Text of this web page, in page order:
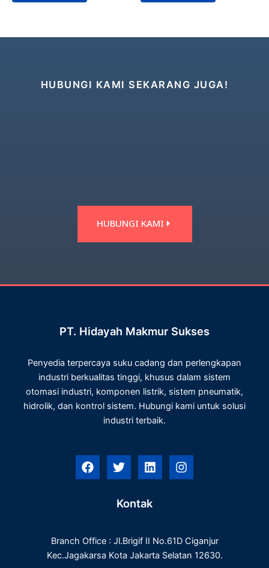
HUBUNGI KAMI SEKARANG JUGA!
HUBUNGI KAMI
PT. Hidayah Makmur Sukses
Penyedia terpercaya suku cadang dan perlengkapan
industri berkualitas tinggi, khusus dalam sistem
otomasi industri, komponen listrik, sistem pneumatik,
hidrolik, dan kontrol sistem. Hubungi kami untuk solusi
industri terbaik.
F
a
k
T
w
t
t
L
i
e
n
I
n
a
m
Kontak
Branch Office : Jl.Brigif II No.61D Ciganjur
Kec.Jagakarsa Kota Jakarta Selatan 12630.